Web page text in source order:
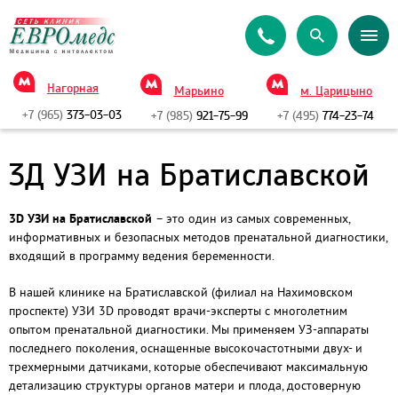
Нагорная
+7 (965) 373-03-03
Марьино
+7 (985)921-75-99
м. Царицыно
+7 (495) 774-23-74
3Д УЗИ на Братиславской
3D УЗИ на Братиславской – это один из самых современных,
информативных и безопасных методов пренатальной диагностики,
входящий в программу ведения беременности.
В нашей клинике на Братиславской (филиал на Нахимовском
проспекте) УЗИ 3D проводят врачи-эксперты с многолетним
опытом пренатальной диагностики. Мы применяем УЗ-аппараты
последнего поколения, оснащенные высокочастотными двух- и
трехмерными датчиками, которые обеспечивают максимальную
детализацию структуры органов матери и плода, достоверную